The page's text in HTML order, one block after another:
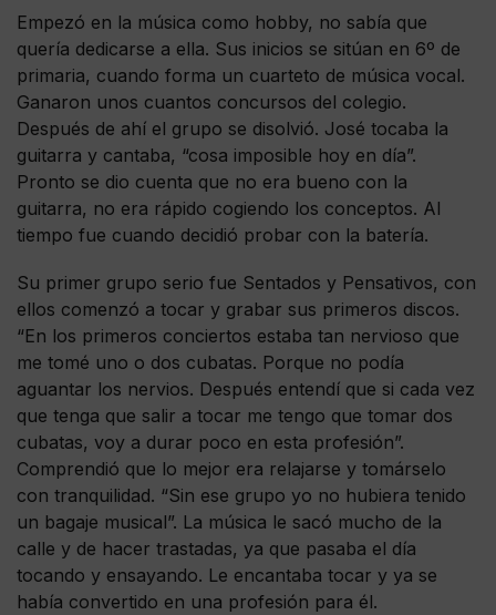
Empezó en la música como hobby, no sabía que
quería dedicarse a ella. Sus inicios se sitúan en 6º de
primaria, cuando forma un cuarteto de música vocal.
Ganaron unos cuantos concursos del colegio.
Después de ahí el grupo se disolvió. José tocaba la
guitarra y cantaba, “cosa imposible hoy en día”.
Pronto se dio cuenta que no era bueno con la
guitarra, no era rápido cogiendo los conceptos. Al
tiempo fue cuando decidió probar con la batería.
Su primer grupo serio fue Sentados y Pensativos, con
ellos comenzó a tocar y grabar sus primeros discos.
“En los primeros conciertos estaba tan nervioso que
me tomé uno o dos cubatas. Porque no podía
aguantar los nervios. Después entendí que si cada vez
que tenga que salir a tocar me tengo que tomar dos
cubatas, voy a durar poco en esta profesión”.
Comprendió que lo mejor era relajarse y tomárselo
con tranquilidad. “Sin ese grupo yo no hubiera tenido
un bagaje musical”. La música le sacó mucho de la
calle y de hacer trastadas, ya que pasaba el día
tocando y ensayando. Le encantaba tocar y ya se
había convertido en una profesión para él.